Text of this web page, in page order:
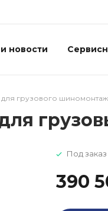
новости
грузового
Под заказ
390